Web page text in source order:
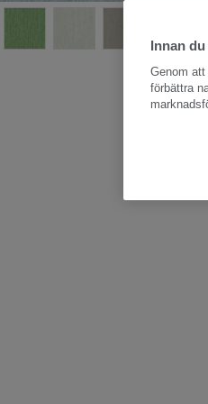
Hela
Innan
Genom
förbättra